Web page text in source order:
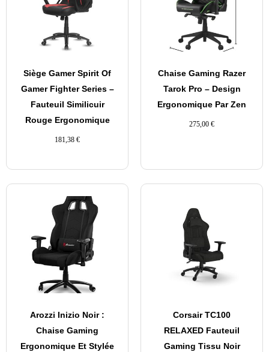
Siège Gamer Spirit Of
Gamer Fighter Series –
Fauteuil Similicuir
Rouge Ergonomique
181,38 €
Chaise Gaming Razer
Tarok Pro – Design
Ergonomique Par Zen
275,00 €
Arozzi Inizio Noir :
Chaise Gaming
Ergonomique Et Stylée
Corsair TC100
RELAXED Fauteuil
Gaming Tissu Noir